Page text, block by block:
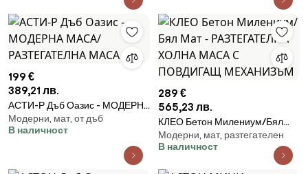
199 €
389,21 лв.
АСТИ-Р Дъб Оазис - МОДЕРНА
МАСА/РАЗТЕГАТЕЛНА МАСА
Модерни, мат, от дъб
В наличност
289 €
565,23 лв.
КЛЕО Бетон Милениум/Бял
Мат - РАЗТЕГАТЕЛНА ХОЛНА
МАСА С ПОВДИГАЩ
Модерни, мат, разтегателен
В наличност